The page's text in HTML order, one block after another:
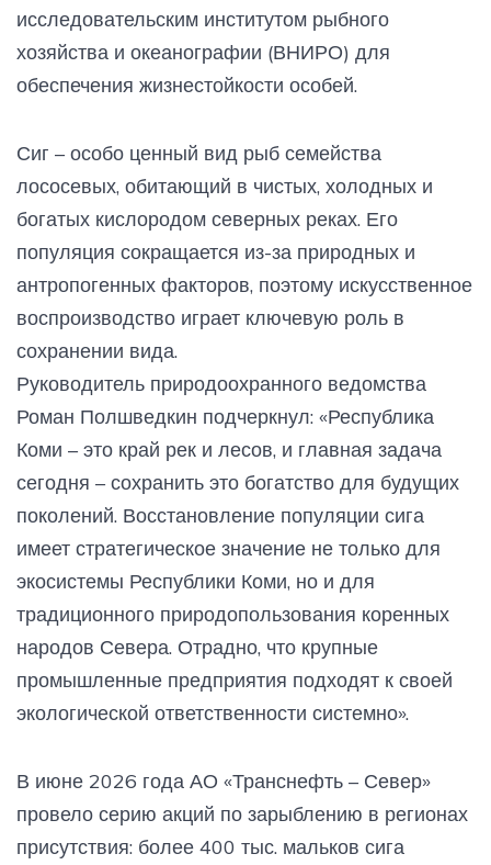
исследовательским институтом рыбного
хозяйства и океанографии (ВНИРО) для
обеспечения жизнестойкости особей.
Сиг – особо ценный вид рыб семейства
лососевых, обитающий в чистых, холодных и
богатых кислородом северных реках. Его
популяция сокращается из-за природных и
антропогенных факторов, поэтому искусственное
воспроизводство играет ключевую роль в
сохранении вида.
Руководитель природоохранного ведомства
Роман Полшведкин подчеркнул: «Республика
Коми – это край рек и лесов, и главная задача
сегодня – сохранить это богатство для будущих
поколений. Восстановление популяции сига
имеет стратегическое значение не только для
экосистемы Республики Коми, но и для
традиционного природопользования коренных
народов Севера. Отрадно, что крупные
промышленные предприятия подходят к своей
экологической ответственности системно».
В июне 2026 года АО «Транснефть – Север»
провело серию акций по зарыблению в регионах
присутствия: более 400 тыс. мальков сига